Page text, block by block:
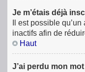
Je m’étais déjà
Il est possible
inactifs afin de
Haut
J’ai perdu mon